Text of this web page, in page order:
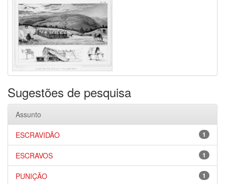
Sugestões de pesquisa
Assunto
1
ESCRAVIDÃO
1
ESCRAVOS
1
PUNIÇÃO